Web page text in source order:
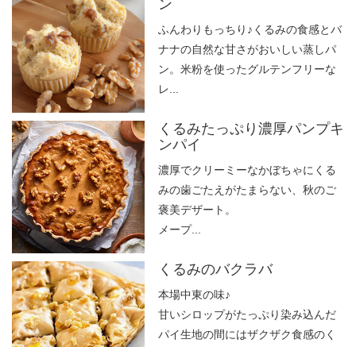
ン
ふんわりもっちり♪くるみの食感とバ
ナナの自然な甘さがおいしい蒸しパ
ン。米粉を使ったグルテンフリーな
レ...
くるみたっぷり濃厚パンプキ
ンパイ
濃厚でクリーミーなかぼちゃにくる
みの歯ごたえがたまらない、秋のご
褒美デザート。
メープ...
くるみのバクラバ
本場中東の味♪
甘いシロップがたっぷり染み込んだ
パイ生地の間にはザクザク食感のく